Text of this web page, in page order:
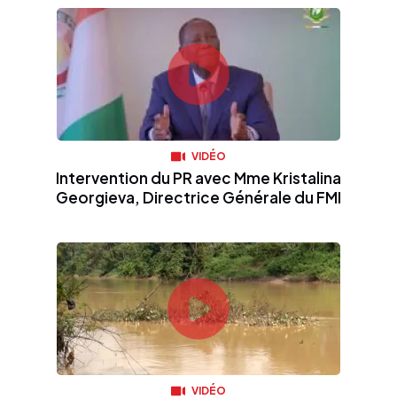
VIDÉO
Intervention du PR avec Mme Kristalina
Georgieva, Directrice Générale du FMI
VIDÉO